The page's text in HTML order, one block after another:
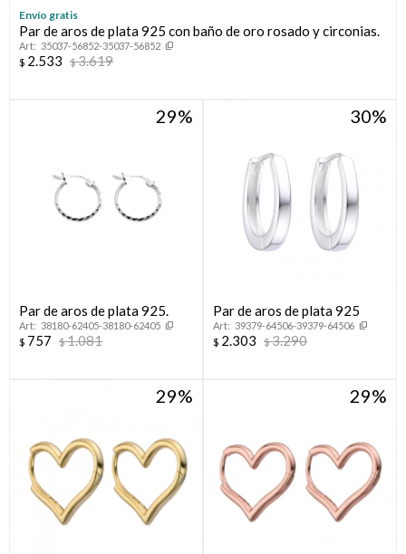
Envío gratis
Par de aros de plata 925 con baño de oro rosado y circonias.
35037-56852-35037-56852
$ 2.533 $3.619
29
Par de aros de plata 925.
38180-62405-38180-62405
$ 757 $1.081
30
Par de aros de plata 925
39379-64506-39379-64506
$ 2.303 $3.290
29 29